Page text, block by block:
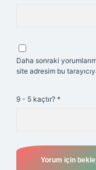
Daha sonraki
site adresim bu
9 - 5 kaçtır? *